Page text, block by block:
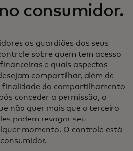
consumidor.
os guardiões dos seus
sobre quem tem acesso
e quais aspectos
compartilhar, além de
finalidade do compartilhamento
conceder a permissão, o
não quer mais que o terceiro
podem revogar seu
momento. O controle está